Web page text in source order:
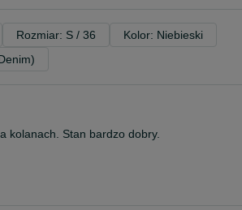
Rozmiar: S / 36
Kolor: Niebieski
kolanach. Stan bardzo dobry.